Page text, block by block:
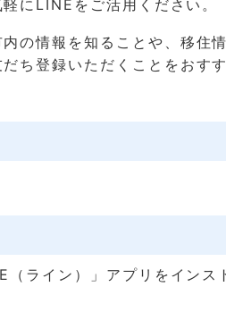
にLINEをご活用ください。
の情報を知ることや、移住
ち登録いただくことをおす
（ライン）」アプリをインス